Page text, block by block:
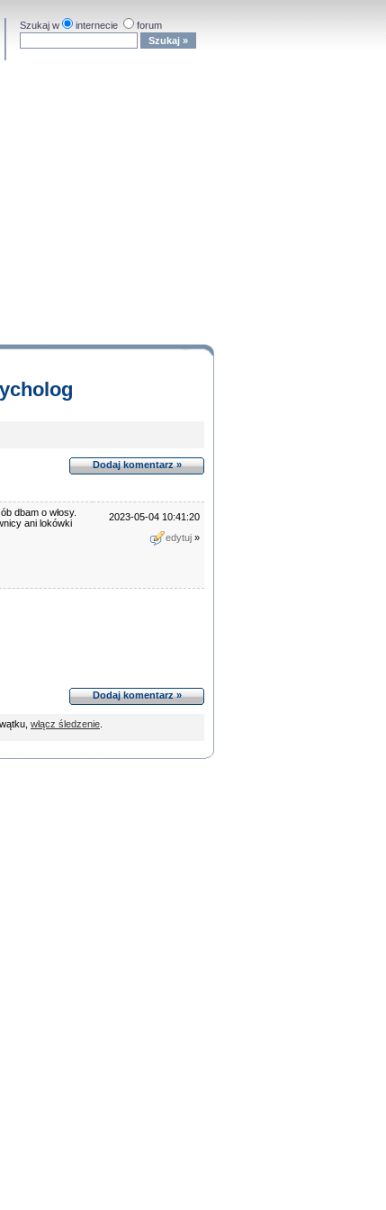
Szukaj w internecie forum
Dodaj komentarz »
dbam o włosy.
ani lokówki
2023-05-04 10:41:20
edytuj »
Dodaj komentarz »
włącz śledzenie